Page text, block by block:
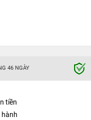
46 NGÀY
tiền
hành